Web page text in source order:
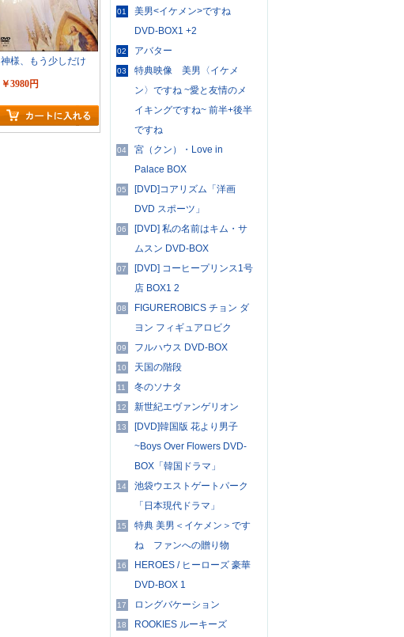
神様、もう少しだけ
￥3980円
01
美男<イケメン>ですね
DVD-BOX1 +2
02 アバター
03
特典映像 美男〈イケメ
ン〉ですね ~愛と友情のメ
イキングですね~ 前半+後半
ですね
04
宮（クン）・Love in
Palace BOX
05
[DVD]コアリズム「洋画
DVD スポーツ」
06
[DVD] 私の名前はキム・サ
ムスン DVD-BOX
07
[DVD] コーヒープリンス1号
店 BOX1 2
08
FIGUREROBICS チョン ダ
ヨン フィギュアロビク
09 フルハウス DVD-BOX
10 天国の階段
11 冬のソナタ
12 新世紀エヴァンゲリオン
13
[DVD]韓国版 花より男子
~Boys Over Flowers DVD-
BOX「韓国ドラマ」
14
池袋ウエストゲートパーク
「日本現代ドラマ」
15
特典 美男＜イケメン＞です
ね ファンへの贈り物
16
HEROES / ヒーローズ 豪華
DVD-BOX 1
17 ロングバケーション
18 ROOKIES ルーキーズ